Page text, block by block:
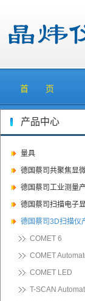
首 页
产品中心
量具
德国蔡司共聚焦显
德国蔡司工业测量
德国蔡司扫描电子
德国蔡司3D扫描仪
COMET 6
COMET
COMET LED
T-SCAN